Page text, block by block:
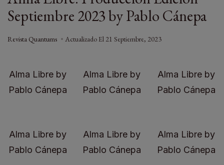
Septiembre 2023 by Pablo Cánepa
Revista Quantums Actualizado El 21 Septiembre, 2023
Alma Libre by
Pablo Cánepa
Alma Libre by
Pablo Cánepa
Alma Libre by
Pablo Cánepa
Alma Libre by
Pablo Cánepa
Alma Libre by
Pablo Cánepa
Alma Libre by
Pablo Cánepa